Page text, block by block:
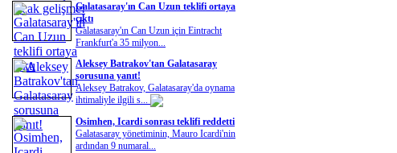
Galatasaray'ın Can Uzun teklifi ortaya
çıktı
Galatasaray'ın Can Uzun için Eintracht
Frankfurt'a 35 milyon...
Aleksey Batrakov'tan Galatasaray
sorusuna yanıt!
Aleksey Batrakov, Galatasaray'da oynama
ihtimaliyle ilgili s...
Osimhen, Icardi sonrası teklifi reddetti
Galatasaray yönetiminin, Mauro Icardi'nin
ardından 9 numaral...